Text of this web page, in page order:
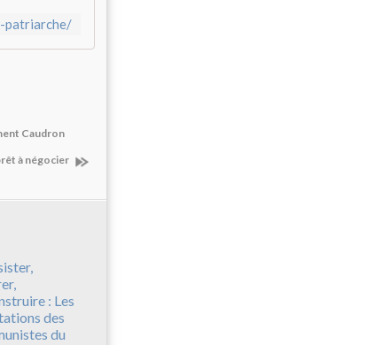
patriarche/
Caudron
à négocier